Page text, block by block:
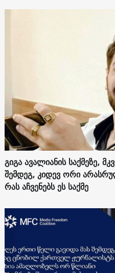
გიგა ავალიანის საქმეზე,
შემდეგ, კიდევ ორი
რას აჩვენებს ეს საქმე